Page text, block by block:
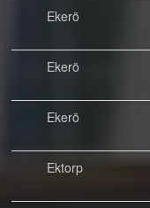
Ekerö
Ekerö
Ekerö
Ektorp